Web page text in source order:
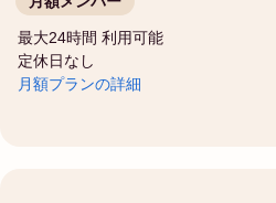
最大24時間 利用可能
定休日なし
月額プランの詳細